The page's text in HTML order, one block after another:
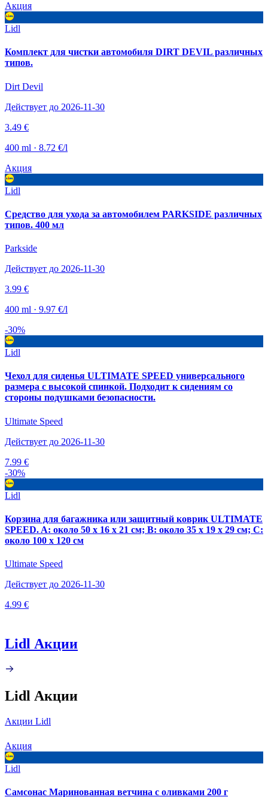
Акция
Lidl
Комплект для чистки автомобиля DIRT DEVIL различных
типов.
Dirt Devil
Действует до 2026-11-30
3.49 €
400 ml · 8.72 €/l
Акция
Lidl
Средство для ухода за автомобилем PARKSIDE различных
типов. 400 мл
Parkside
Действует до 2026-11-30
3.99 €
400 ml · 9.97 €/l
-30%
Lidl
Чехол для сиденья ULTIMATE SPEED универсального
размера с высокой спинкой. Подходит к сидениям со
стороны подушками безопасности.
Ultimate Speed
Действует до 2026-11-30
7.99 €
-30%
Lidl
Корзина для багажника или защитный коврик ULTIMATE
SPEED. A: около 50 х 16 х 21 см; B: около 35 х 19 х 29 см; C:
около 100 х 120 см
Ultimate Speed
Действует до 2026-11-30
4.99 €
Lidl Акции
Lidl Акции
Акции Lidl
Акция
Lidl
Самсонас Маринованная ветчина с оливками 200 г